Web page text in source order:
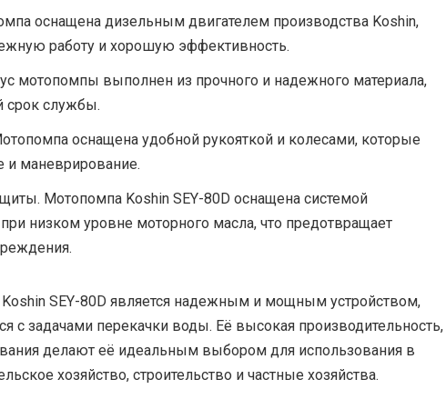
оснащена дизельным двигателем производства Koshin,
работу и хорошую эффективность.
мотопомпы выполнен из прочного и надежного материала,
срок службы.
оснащена удобной рукояткой и колесами, которые
и маневрирование.
Мотопомпа Koshin SEY-80D оснащена системой
низком уровне моторного масла, что предотвращает
SEY-80D является надежным и мощным устройством,
с задачами перекачки воды. Её высокая производительность,
делают её идеальным выбором для использования в
хозяйство, строительство и частные хозяйства.